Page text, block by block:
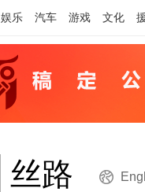
娱乐 汽车 游戏 文化
丝路